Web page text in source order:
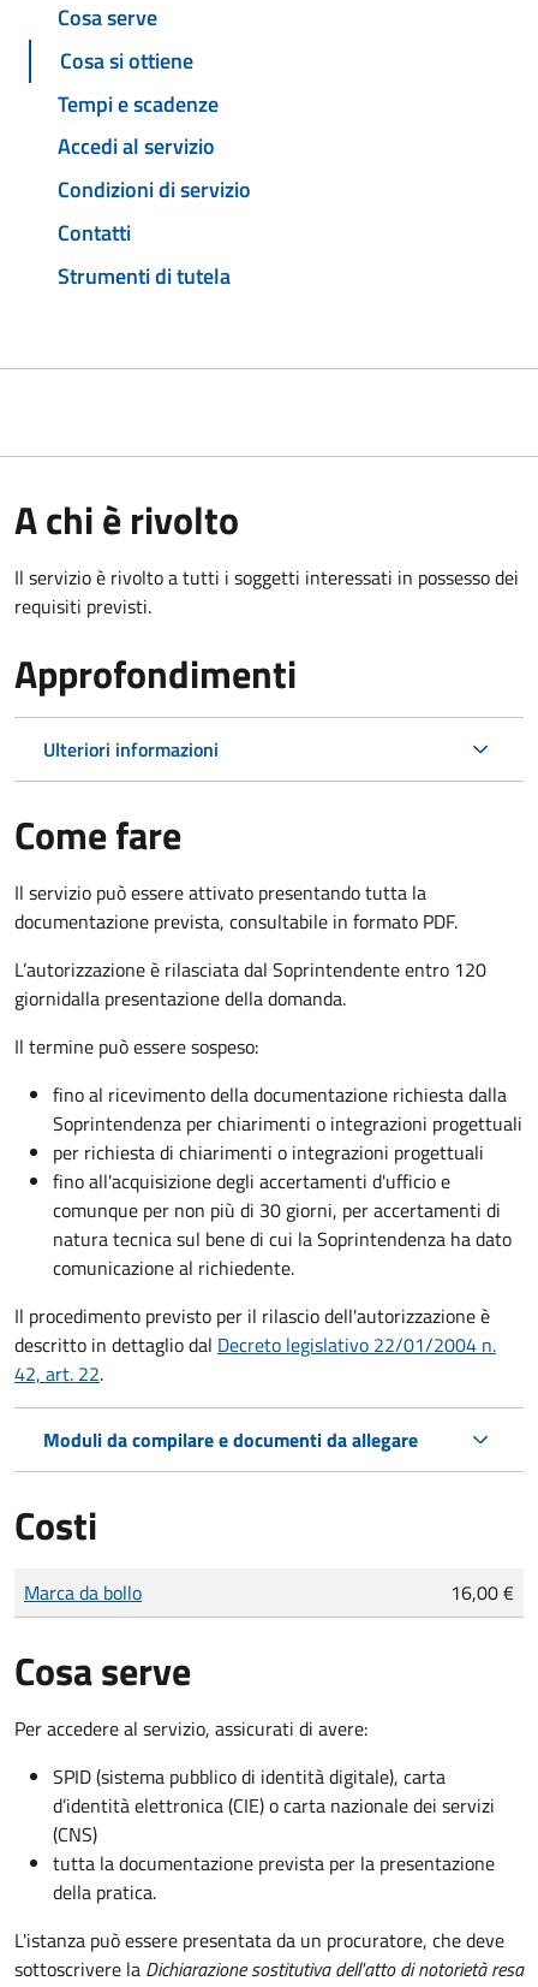
Cosa serve
Cosa si ottiene
Tempi e scadenze
Accedi al servizio
Condizioni di servizio
Contatti
Strumenti di tutela
A chi è rivolto
Il servizio è rivolto a tutti i soggetti interessati in possesso dei
requisiti previsti.
Approfondimenti
Ulteriori informazioni
Come fare
Il servizio può essere attivato presentando tutta la
documentazione prevista, consultabile in formato PDF.
L’autorizzazione è rilasciata dal Soprintendente entro 120
giornidalla presentazione della domanda.
Il termine può essere sospeso:
fino al ricevimento della documentazione richiesta dalla
Soprintendenza per chiarimenti o integrazioni progettuali
per richiesta di chiarimenti o integrazioni progettuali
fino all'acquisizione degli accertamenti d'ufficio e
comunque per non più di 30 giorni, per accertamenti di
natura tecnica sul bene di cui la Soprintendenza ha dato
comunicazione al richiedente.
Il procedimento previsto per il rilascio dell'autorizzazione è
descritto in dettaglio dal Decreto legislativo 22/01/2004 n.
42, art. 22.
Moduli da compilare e documenti da allegare
Costi
Tipo di pagamento
Importo
Marca da bollo 16,00 €
Cosa serve
Per accedere al servizio, assicurati di avere:
SPID (sistema pubblico di identità digitale), carta
d’identità elettronica (CIE) o carta nazionale dei servizi
(CNS)
tutta la documentazione prevista per la presentazione
della pratica.
L'istanza può essere presentata da un procuratore, che deve
sottoscrivere la Dichiarazione sostitutiva dell'atto di notorietà resa